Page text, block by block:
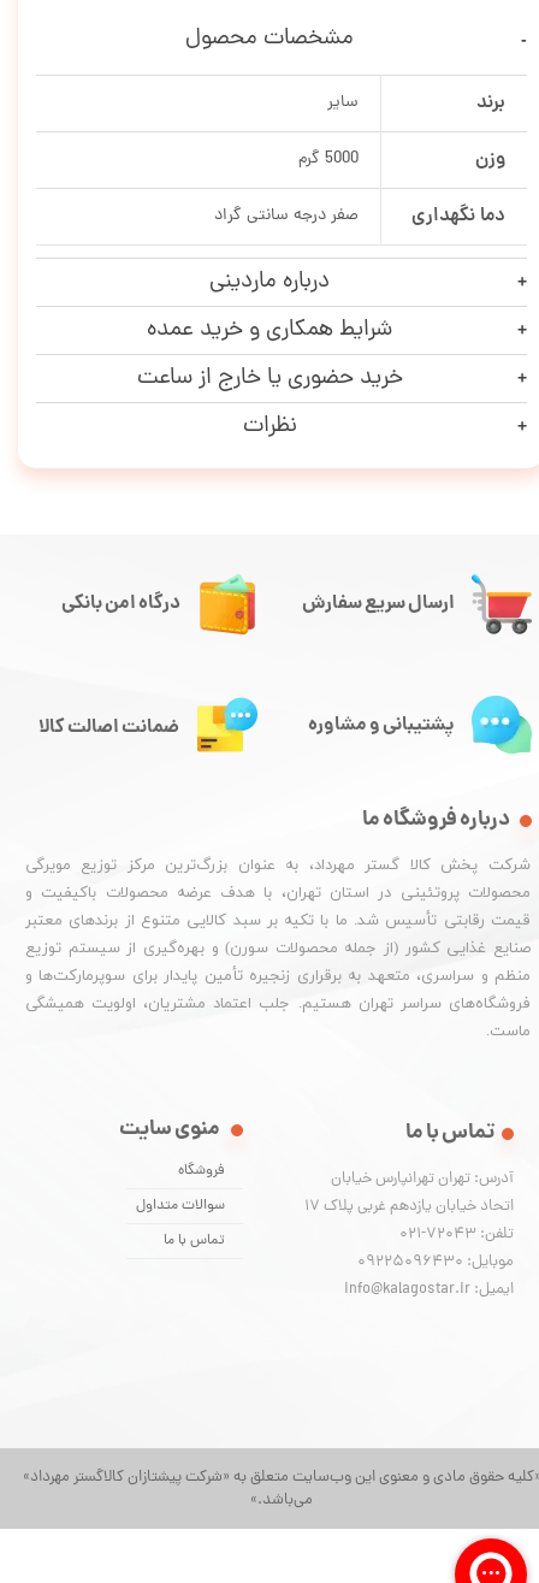
مشخصات محصول
برند سایر
وزن 5000 گرم
دما نگهداری صفر درجه سانتی گراد
درباره ماردینی
شرایط همکاری و خرید عمده
خرید حضوری یا خارج از ساعت
نظرات
حقوق مادی و معنوی این وب‌سایت متعلق به «شرکت پیشتازان کالاگستر مهرداد»
می‌باشد.»
ارسال سریع سفارش
درباره فروشگاه ما
شرکت پخش کالا گستر مهرداد، به عنوان بزرگ‌ترین مرکز توزیع مویرگی
محصولات پروتئینی در استان تهران، با هدف عرضه محصولات باکیفیت و
قیمت رقابتی تأسیس شد. ما با تکیه بر سبد کالایی متنوع از برندهای معتبر
صنایع غذایی کشور (از جمله محصولات سورن) و بهره‌گیری از سیستم توزیع
منظم و سراسری، متعهد به برقراری زنجیره تأمین پایدار برای سوپرمارکت‌ها و
فروشگاه‌های سراسر تهران هستیم. جلب اعتماد مشتریان، اولویت همیشگی
ماست.
منوی سایت
فروشگاه
سوالات متداول
تماس با ما
تماس با ما
آدرس: تهران تهرانپارس خیابان
اتحاد خیابان یازدهم غربی پلاک ۱۷
تلفن: 72043-021
موبایل: 09225096430
ایمیل: info@kalagostar.ir
درگاه امن بانکی
پشتیبانی و مشاوره ضمانت اصالت کالا